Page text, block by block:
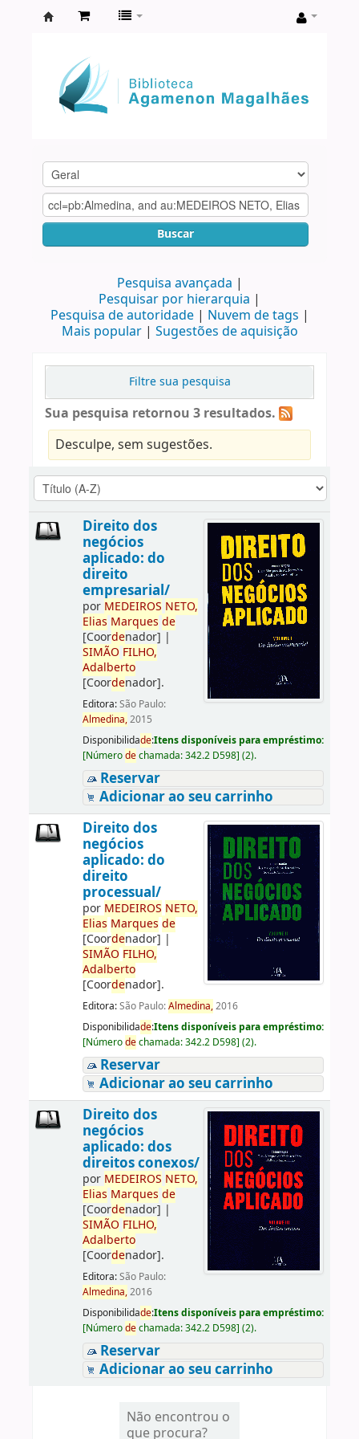
Agamenon
Magalhães
Buscar
Pesquisa avançada
Pesquisar por hierarquia
Pesquisa de autoridade
Nuvem de tags
Mais popular
Sugestões de aquisição
Filtre sua pesquisa
Sua pesquisa retornou 3 resultados.
Desculpe, sem sugestões.
Direito dos
negócios
aplicado: do
direito
empresarial/
por MEDEIROS NETO,
Elias Marques de
[Coordenador] |
SIMÃO FILHO,
Adalberto
[Coordenador].
Editora:São Paulo:
Almedina,2015
Disponibilidade:Itens disponíveis para empréstimo:
[Númerodechamada:342.2 D598] (2).
Reservar
Adicionar ao seu carrinho
Direito dos
negócios
aplicado: do
direito
processual/
por MEDEIROS NETO,
Elias Marques de
[Coordenador] |
SIMÃO FILHO,
Adalberto
[Coordenador].
Editora:São Paulo:Almedina,2016
Disponibilidade:Itens disponíveis para empréstimo:
[Númerodechamada:342.2 D598] (2).
Reservar
Adicionar ao seu carrinho
Direito dos
negócios
aplicado: dos
direitos conexos/
por MEDEIROS NETO,
Elias Marques de
[Coordenador] |
SIMÃO FILHO,
Adalberto
[Coordenador].
Editora:São Paulo:
Almedina,2016
Disponibilidade:Itens disponíveis para empréstimo:
[Númerodechamada:342.2 D598] (2).
Reservar
Adicionar ao seu carrinho
Não encontrou o
que procura?